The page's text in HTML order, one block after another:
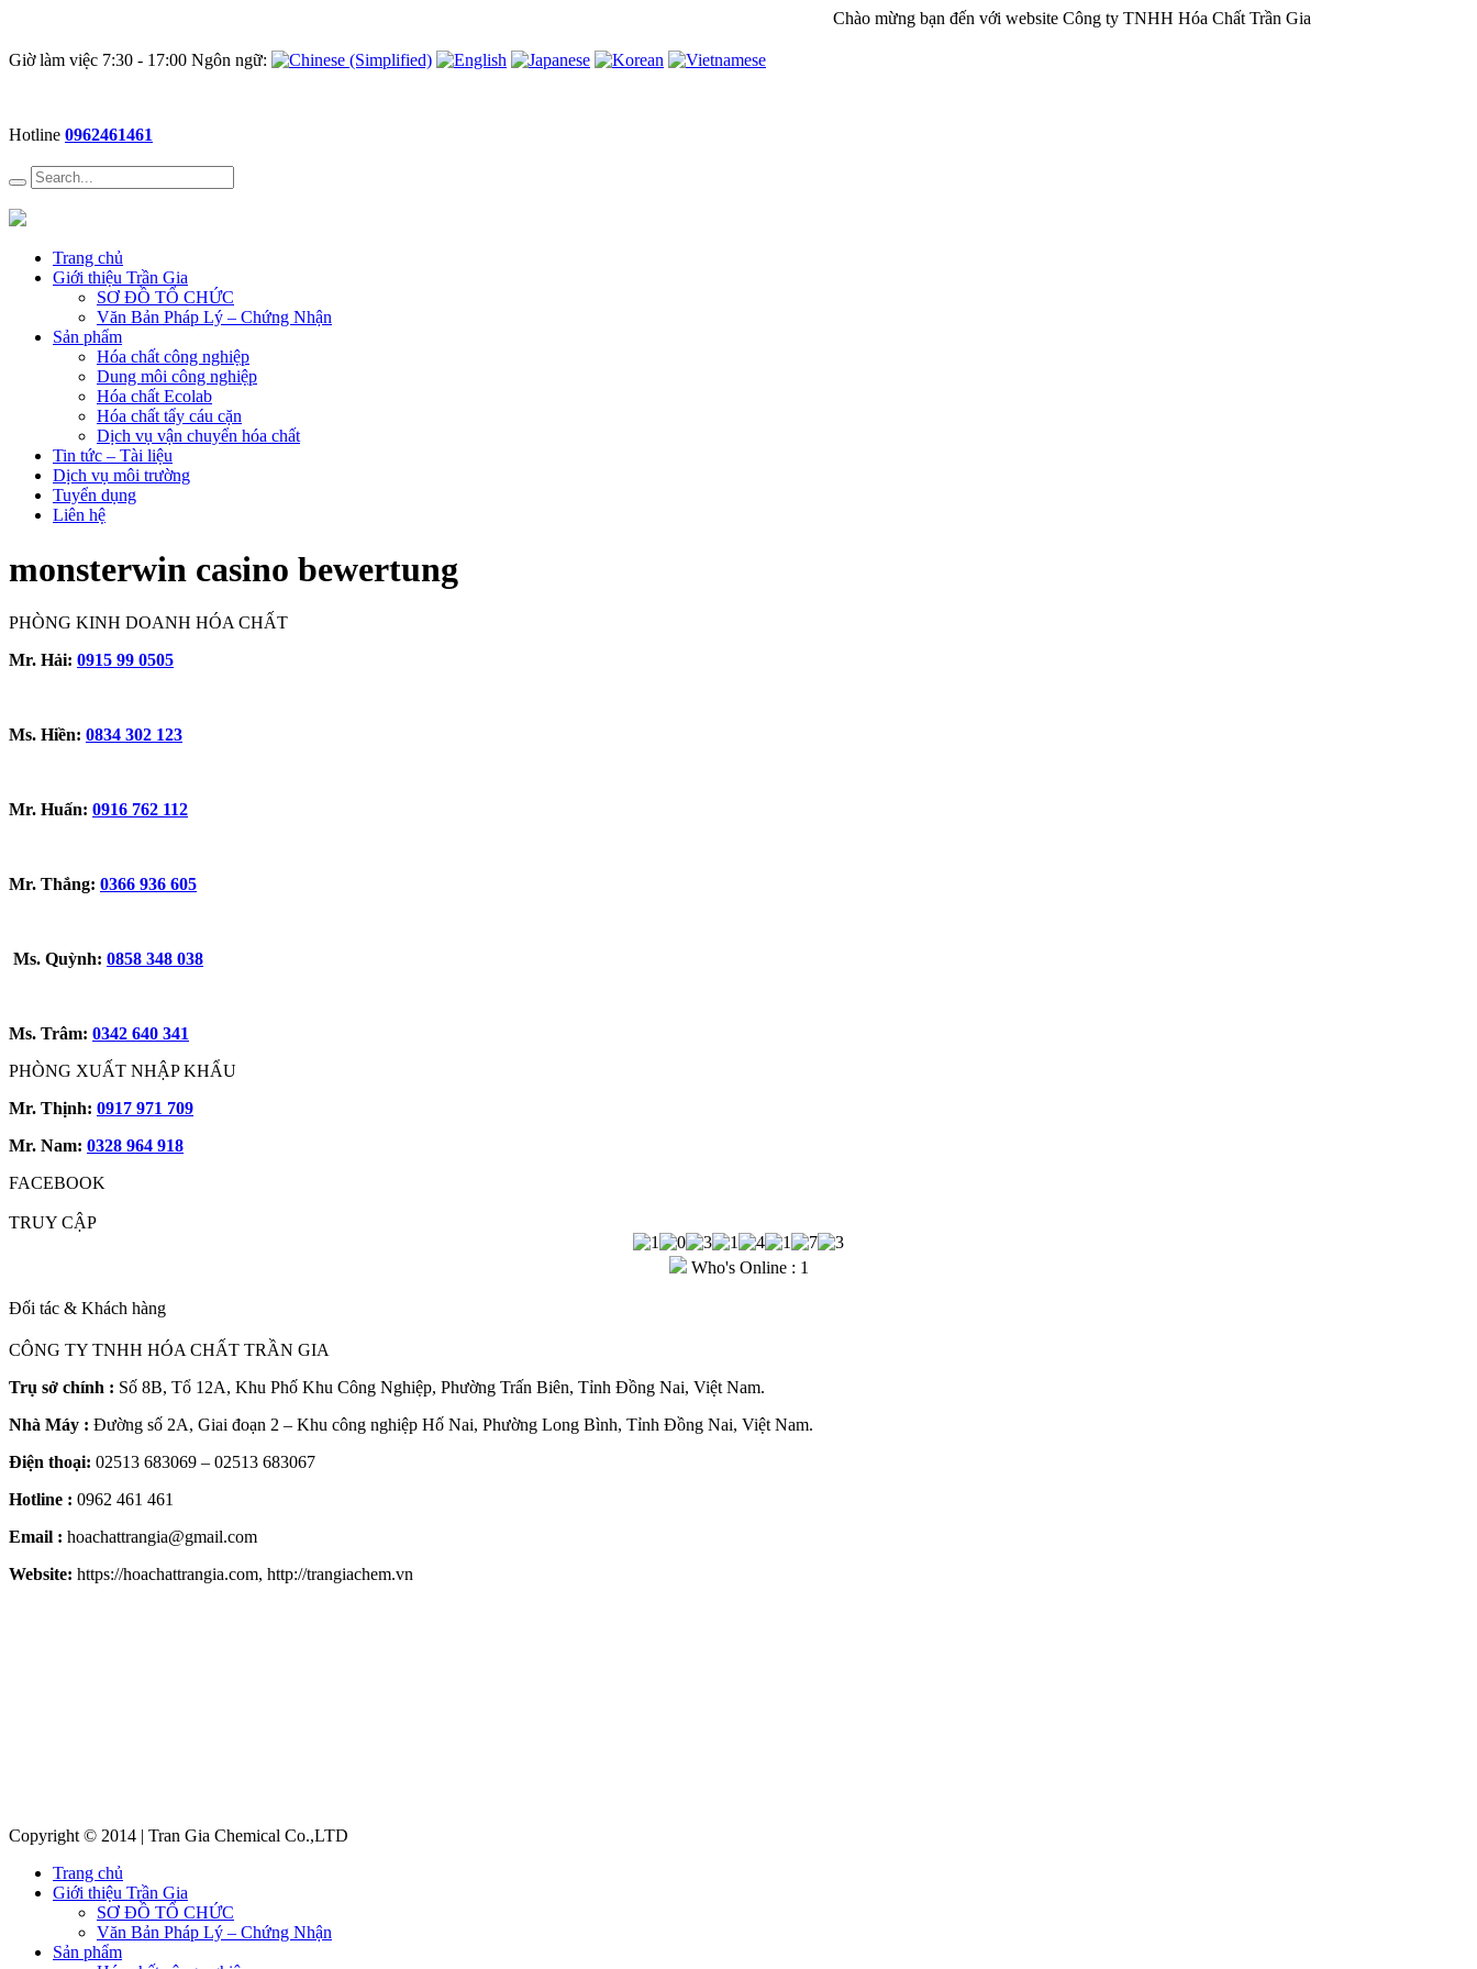
Chào mừng bạn đến với website Công ty TNHH Hóa Chất Trần Gia
Giờ làm việc 7:30 - 17:00 Ngôn ngữ:
Hotline 0962461461
Trang chủ
Giới thiệu Trần Gia
SƠ ĐỒ TỔ CHỨC
Văn Bản Pháp Lý – Chứng Nhận
Sản phẩm
Hóa chất công nghiệp
Dung môi công nghiệp
Hóa chất Ecolab
Hóa chất tẩy cáu cặn
Dịch vụ vận chuyển hóa chất
Tin tức – Tài liệu
Dịch vụ môi trường
Tuyển dụng
Liên hệ
monsterwin casino bewertung
PHÒNG KINH DOANH HÓA CHẤT
Mr. Hải: 0915 99 0505
Ms. Hiền: 0834 302 123
Mr. Huấn: 0916 762 112
Mr. Thắng: 0366 936 605
Ms. Quỳnh: 0858 348 038
Ms. Trâm: 0342 640 341
PHÒNG XUẤT NHẬP KHẨU
Mr. Thịnh: 0917 971 709
Mr. Nam: 0328 964 918
FACEBOOK
TRUY CẬP
Who's Online : 1
Đối tác & Khách hàng
CÔNG TY TNHH HÓA CHẤT TRẦN GIA
Trụ sở chính : Số 8B, Tổ 12A, Khu Phố Khu Công Nghiệp, Phường Trấn Biên, Tỉnh Đồng Nai, Việt Nam.
Nhà Máy : Đường số 2A, Giai đoạn 2 – Khu công nghiệp Hố Nai, Phường Long Bình, Tỉnh Đồng Nai, Việt Nam.
Điện thoại: 02513 683069 – 02513 683067
Hotline : 0962 461 461
Email : hoachattrangia@gmail.com
Website: https://hoachattrangia.com, http://trangiachem.vn
Copyright © 2014 | Tran Gia Chemical Co.,LTD
Trang chủ
Giới thiệu Trần Gia
SƠ ĐỒ TỔ CHỨC
Văn Bản Pháp Lý – Chứng Nhận
Sản phẩm